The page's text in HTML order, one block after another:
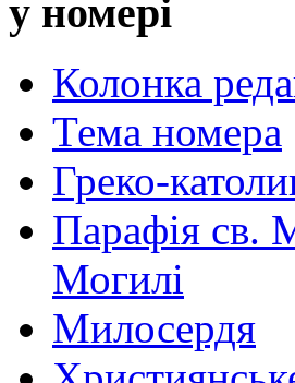
у номері
Колонка
Тема номера
Греко-
Парафія св.
Могилі
Милосердя